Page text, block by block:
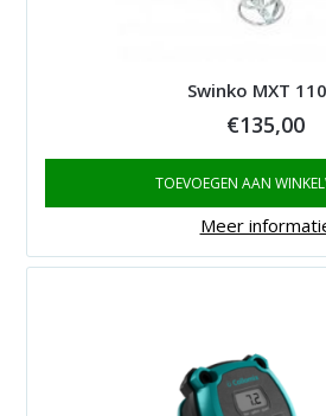
Swinko MXT
€135,00
TOEVOEGEN AAN
Meer